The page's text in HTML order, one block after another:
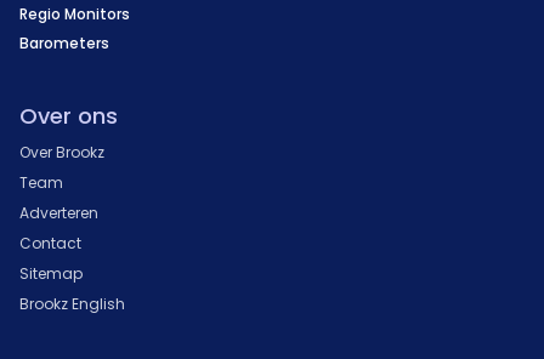
Regio Monitors
Barometers
Over ons
Over Brookz
Team
Adverteren
Contact
Sitemap
Brookz English